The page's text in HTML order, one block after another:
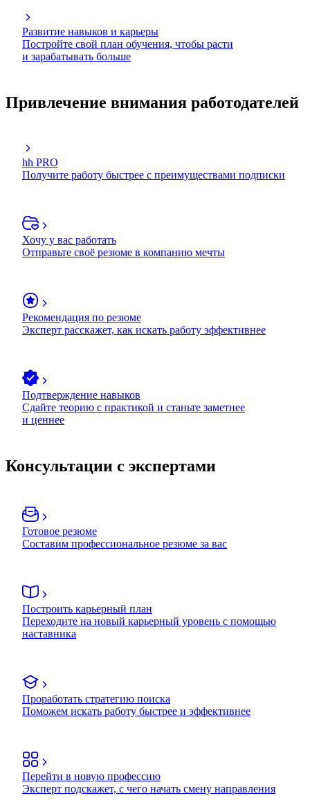
Развитие навыков и карьеры
Постройте свой план обучения, чтобы расти
и зарабатывать больше
Привлечение внимания работодателей
hh PRO
Получите работу быстрее с преимуществами подписки
Хочу у вас работать
Отправьте своё резюме в компанию мечты
Рекомендация по резюме
Эксперт расскажет, как искать работу эффективнее
Подтверждение навыков
Сдайте теорию с практикой и станьте заметнее
и ценнее
Консультации с экспертами
Готовое резюме
Составим профессиональное резюме за вас
Построить карьерный план
Переходите на новый карьерный уровень с помощью
наставника
Проработать стратегию поиска
Поможем искать работу быстрее и эффективнее
Перейти в новую профессию
Эксперт подскажет, с чего начать смену направления